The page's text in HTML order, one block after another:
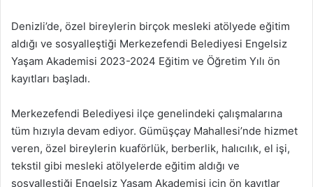
Denizli’de, özel bireylerin birçok mesleki atölyede eğitim
aldığı ve sosyalleştiği Merkezefendi Belediyesi Engelsiz
Yaşam Akademisi 2023-2024 Eğitim ve Öğretim Yılı ön
kayıtları başladı.
Merkezefendi Belediyesi ilçe genelindeki çalışmalarına
tüm hızıyla devam ediyor. Gümüşçay Mahallesi’nde hizmet
veren, özel bireylerin kuaförlük, berberlik, halıcılık, el işi,
tekstil gibi mesleki atölyelerde eğitim aldığı ve
sosyalleştiği Engelsiz Yaşam Akademisi için ön kayıtlar